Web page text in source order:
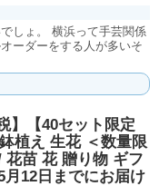
しょ。 横浜って手芸関係
ーダーをする人が多いそ
】【40セット限定
植え 生花 ＜数量限
花苗 花 贈り物 ギフ
12日までにお届け